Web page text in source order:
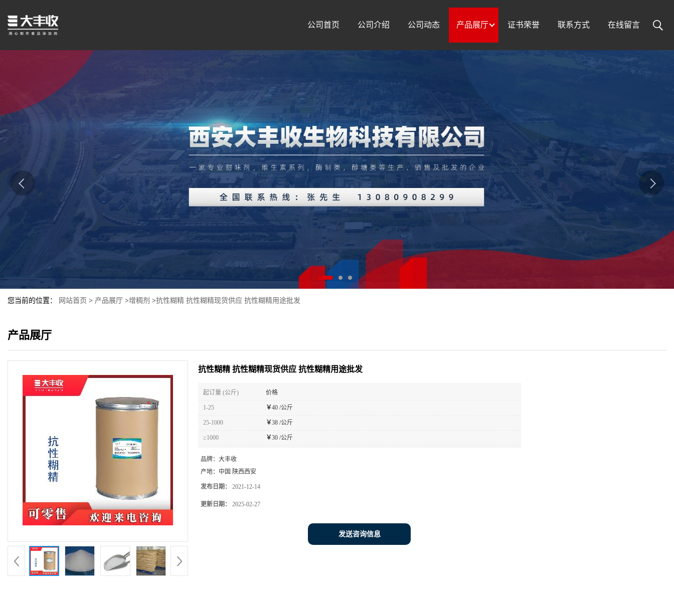
公司首页 公司介绍 公司动态 产品展厅 证书荣誉 联系方式 在线留言
您当前的位置： 网站首页 > 产品展厅 >增稠剂 >抗性糊精 抗性糊精现货供应 抗性糊精用途批发
产品展厅
抗性糊精 抗性糊精现货供应 抗性糊精用途批发
起订量 (公斤) 价格
1-25 ￥40 /公斤
25-1000 ￥38 /公斤
≥1000 ￥30 /公斤
品牌： 大丰收
产地： 中国 陕西西安
发布日期： 2021-12-14
更新日期： 2025-02-27
发送咨询信息